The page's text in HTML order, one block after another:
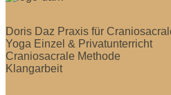
Doris Daz Praxis für
Yoga Einzel & Privatunterricht
Craniosacrale Methode
Klangarbeit